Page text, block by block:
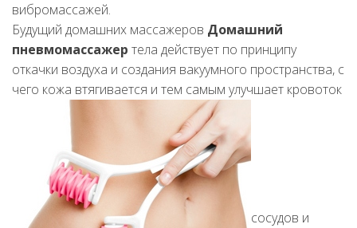
вибромассажей.
Будущий домашних массажеров Домашний
пневмомассажер тела действует по принципу
откачки воздуха и создания вакуумного пространства, с
чего кожа втягивается и тем самым улучшает кровоток
сосудов и